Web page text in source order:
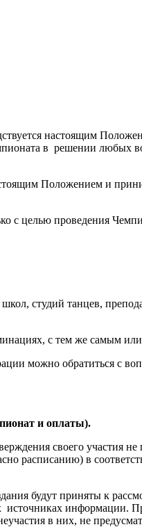
настоящим
в решении любых
Положением и
целью проведения
студий танцев,
с тем же самым
можно обратиться с
и оплаты).
своего участия не
расписанию) в
будут приняты к
информации.
в них, не